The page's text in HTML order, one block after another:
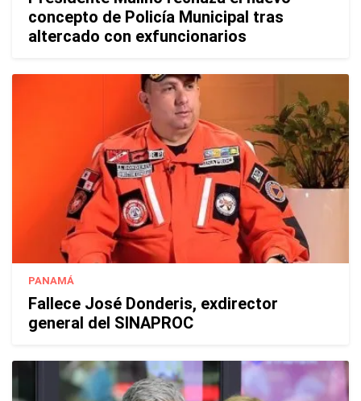
concepto de Policía Municipal tras
altercado con exfuncionarios
PANAMÁ
Fallece José Donderis, exdirector
general del SINAPROC